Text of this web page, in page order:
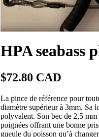
HPA seabass
$72.80 CAD
La pince de référence pour
diamètre supérieur à 3mm. Sa
polyvalent. Son bec de 2,5 mm
poignées offrant une bonne
gueule du poisson qu’à